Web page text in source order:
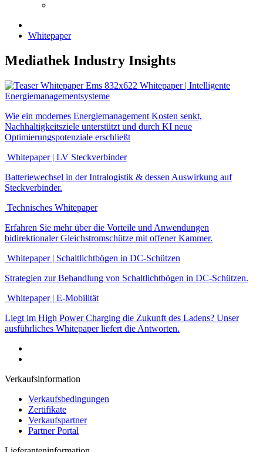
Whitepaper
Mediathek Industry Insights
Whitepaper | Intelligente
Energiemanagementsysteme
Wie ein modernes Energiemanagement Kosten senkt,
Nachhaltigkeitsziele unterstützt und durch KI neue
Optimierungspotenziale erschließt
Whitepaper | LV Steckverbinder
Batteriewechsel in der Intralogistik & dessen Auswirkung auf
Steckverbinder.
Technisches Whitepaper
Erfahren Sie mehr über die Vorteile und Anwendungen
bidirektionaler Gleichstromschütze mit offener Kammer.
Whitepaper | Schaltlichtbögen in DC-Schützen
Strategien zur Behandlung von Schaltlichtbögen in DC-Schützen.
Whitepaper | E-Mobilität
Liegt im High Power Charging die Zukunft des Ladens? Unser
ausführliches Whitepaper liefert die Antworten.
Verkaufsinformation
Verkaufsbedingungen
Zertifikate
Verkaufspartner
Partner Portal